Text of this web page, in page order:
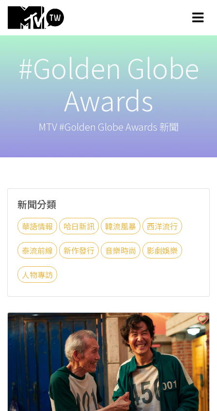
#Golden Globe
Awards
MTV #Golden Globe Awards 新聞
新聞分類
華語情報 哈日新訊 韓流風暴 西洋流行
泰流前線 新作發行 音樂時尚 影劇娛樂
人物專訪